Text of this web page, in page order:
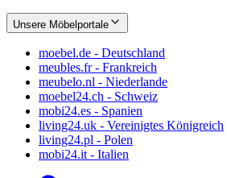
Unsere Möbelportale
moebel.de - Deutschland
meubles.fr - Frankreich
meubelo.nl - Niederlande
moebel24.ch - Schweiz
mobi24.es - Spanien
living24.uk - Vereinigtes Königreich
living24.pl - Polen
mobi24.it - Italien